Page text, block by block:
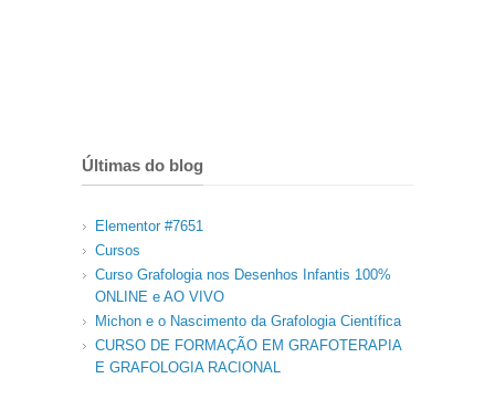
Últimas do blog
Elementor #7651
Cursos
Curso Grafologia nos Desenhos Infantis 100%
ONLINE e AO VIVO
Michon e o Nascimento da Grafologia Científica
CURSO DE FORMAÇÃO EM GRAFOTERAPIA
E GRAFOLOGIA RACIONAL